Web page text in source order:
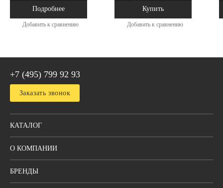
Под заказ
Подробнее
Добавить к сравнению
В наличииКупить
Добавить к сравнению
+7 (495) 799 92 93
Заказать звонок
КАТАЛОГ
О КОМПАНИИ
БРЕНДЫ